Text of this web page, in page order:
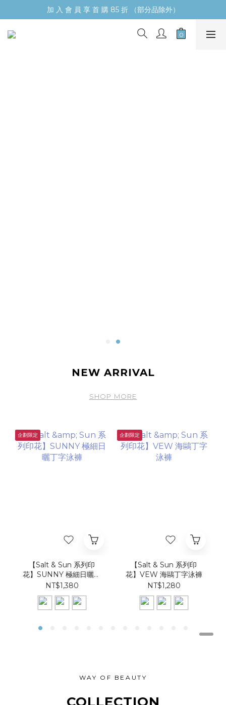
加 入 會 員 享 首 購 85 折 （部分品除外）
NEW ARRIVAL
SHOP MORE
企劃限定
【Salt & Sun 系列印
花】SUNNY 極細日曬丁
字泳褲
NT$1,380
企劃限定
【Salt & Sun 系列印
花】VEW 海鷗丁字泳褲
NT$1,280
WAY OF BEAUTY